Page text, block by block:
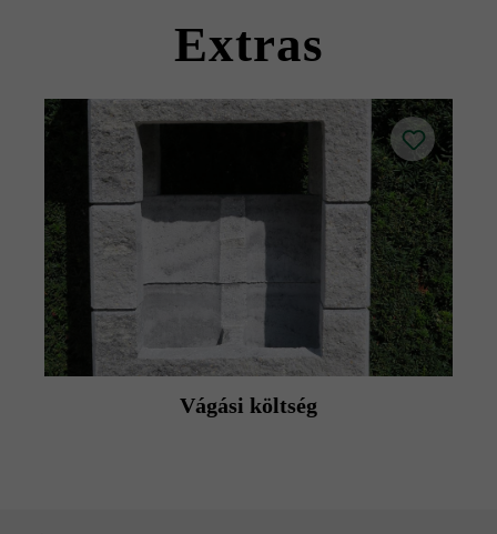
Extras
Vágási költség